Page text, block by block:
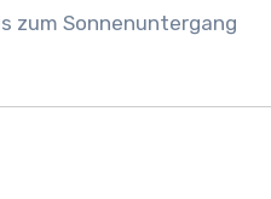
zum Sonnenuntergang